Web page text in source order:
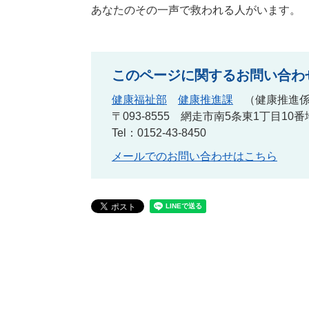
あなたのその一声で救われる人がいます。
このページに関するお問い合わ
健康福祉部 健康推進課
健康推進
〒093-8555
網走市南5条東1丁目10番
Tel：0152-43-8450
メールでのお問い合わせはこちら